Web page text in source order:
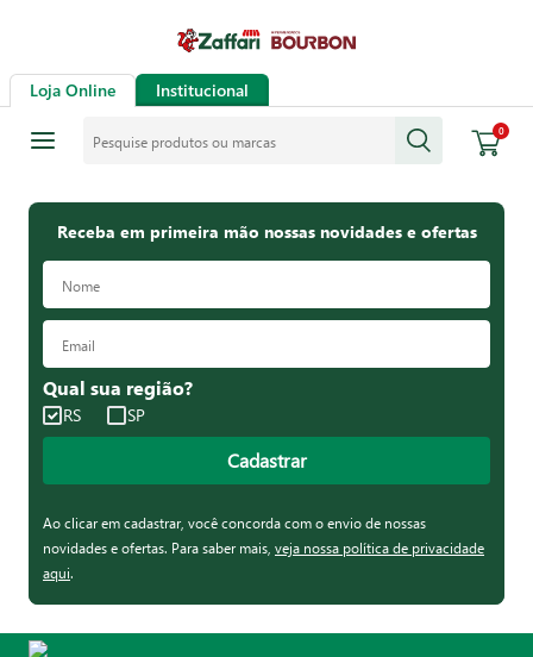
Loja Online Institucional
0
Receba em primeira mão nossas novidades e ofertas
Qual sua região?
RS SP
Cadastrar
Ao clicar em cadastrar, você concorda com o envio de nossas
novidades e ofertas. Para saber mais, veja nossa política de privacidade
aqui.